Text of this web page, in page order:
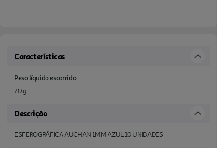
Características
Peso líquido escorrido
70 g
Descrição
ESFEROGRÁFICA AUCHAN 1MM AZUL 10 UNIDADES